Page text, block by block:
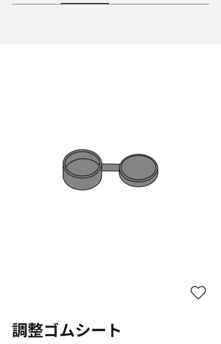
調整ゴムシート